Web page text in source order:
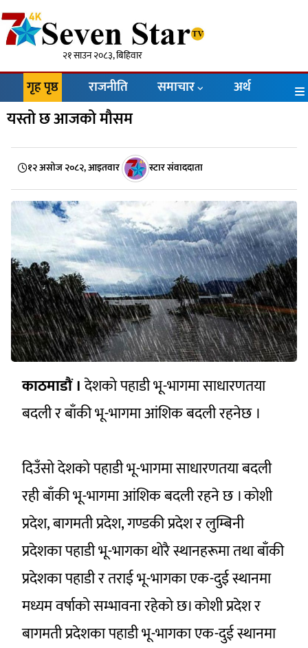
२१ साउन २०८३, बिहिवार
गृह पृष्ठ राजनीति समाचार अर्थ
यस्तो छ आजको मौसम
१२ असोज २०८२, आइतवार स्टार संवाददाता
काठमाडाैं ।देशको पहाडी भू-भागमा साधारणतया
बदली र बाँकी भू-भागमा आंशिक बदली रहनेछ ।
दिउँसो देशको पहाडी भू-भागमा साधारणतया बदली
रही बाँकी भू-भागमा आंशिक बदली रहने छ । कोशी
प्रदेश, बागमती प्रदेश, गण्डकी प्रदेश र लुम्बिनी
प्रदेशका पहाडी भू-भागका थोरै स्थानहरूमा तथा बाँकी
प्रदेशका पहाडी र तराई भू-भागका एक-दुई स्थानमा
मध्यम वर्षाको सम्भावना रहेको छ। कोशी प्रदेश र
बागमती प्रदेशका पहाडी भू-भागका एक-दुई स्थानमा